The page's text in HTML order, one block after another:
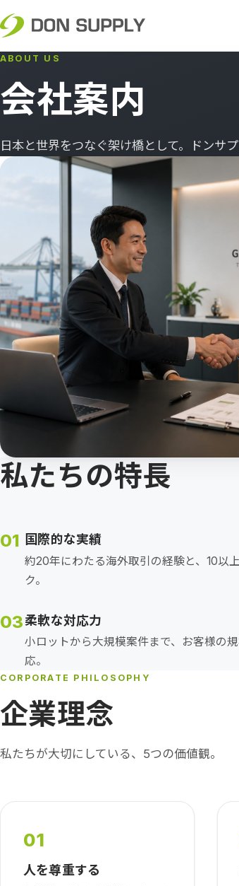
ABOUT US
会社案内
日本と世界をつなぐ架け橋として。ドンサ
私たちの特長
01 国際的な実績
約20年にわたる海外取引の経験と、10以
ク。
03柔軟な対応力
小ロットから大規模案件まで、お客様の
応。
CORPORATE PHILOSOPHY
企業理念
私たちが大切にしている、5つの価値観。
01
人を尊重する